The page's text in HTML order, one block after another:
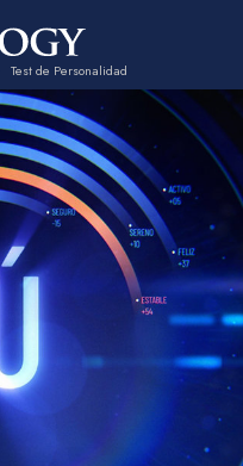
Test de Personalidad